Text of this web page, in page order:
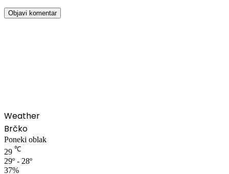
Weather
Brčko
Poneki oblak
29 ℃
29º - 28º
37%